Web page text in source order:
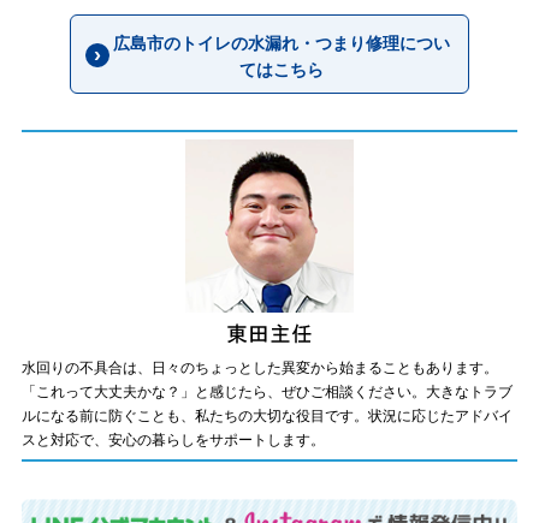
広島市のトイレの水漏れ・つまり修理につい
てはこちら
水回りの不具合は、日々のちょっとした異変から始まることもあります。
「これって大丈夫かな？」と感じたら、ぜひご相談ください。大きなトラブ
ルになる前に防ぐことも、私たちの大切な役目です。状況に応じたアドバイ
スと対応で、安心の暮らしをサポートします。